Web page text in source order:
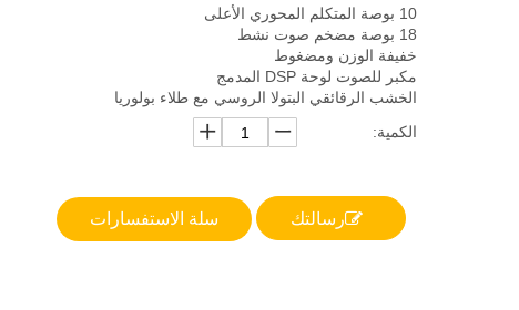
10 بوصة المتكلم المحوري الأعلى
18 بوصة مضخم صوت نشط
خفيفة الوزن ومضغوط
مكبر للصوت لوحة DSP المدمج
الخشب الرقائقي البتولا الروسي مع طلاء بولوريا
الكمية:
رسالتك سلة الاستفسارات